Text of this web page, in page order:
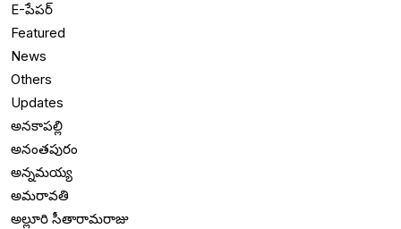
E-పేపర్
Featured
News
Others
Updates
అనకాపల్లి
అనంతపురం
అన్నమయ్య
అమరావతి
అల్లూరి సీతారామరాజు